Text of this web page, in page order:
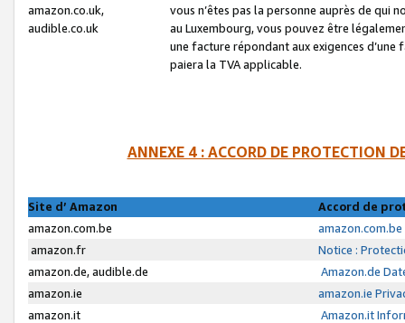
amazon.co.uk,
audible.co.uk
vous n’êtes pas la personne auprès de qui
au Luxembourg, vous pouvez être
une facture répondant aux exigences
paiera la TVA applicable.
ANNEXE 4 : ACCORD DE PROTECTION
Site d’ Amazon
Accord de
amazon.com.be
amazon.fr
Notice :
amazon.de, audible.de
Amazon.de
amazon.ie
amazon.ie
amazon.it
Amazon.it